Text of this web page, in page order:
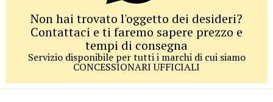
Non hai trovato l'oggetto dei desideri?
Contattaci e ti faremo sapere prezzo e
tempi di consegna
Servizio disponibile per tutti i marchi di cui siamo
CONCESSIONARI UFFICIALI